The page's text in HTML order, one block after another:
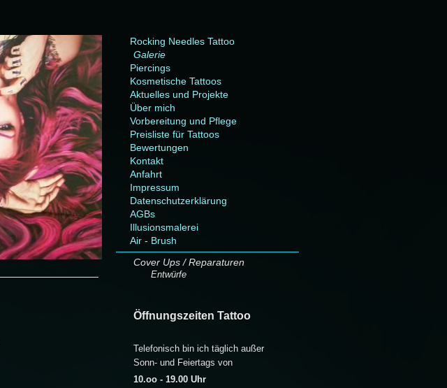
Rocking Needles Tattoo
Galerie
Piercings
Kosmetische Tattoos
Aktuelles und Projekte
Über mich
Vorbereitung und Pflege
Preisliste für Tattoos
Bewertungen
Kontakt
Anfahrt
Impressum
Datenschutzerklärung
AGBs
Illusionsmalerei
Air - Brush
Cover Ups / Reparaturen
Entwürfe
Öffnungszeiten Tattoo
Telefonisch bin ich täglich außer
Sonn- und Feiertags von
10.oo - 19.00 Uhr